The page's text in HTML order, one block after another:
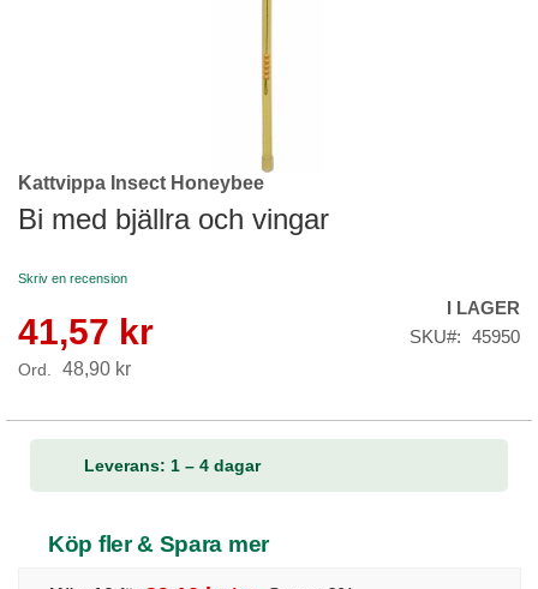
Skip
to
the
of
images
gallery
Kattvippa Insect Honeybee
Bi med bjällra och vingar
Skriv en recension
Reapris
41,57 kr
Ord. 48,90 kr
I LAGER
SKU
45950
Leverans: 1 – 4 dagar
Köp fler & Spara mer